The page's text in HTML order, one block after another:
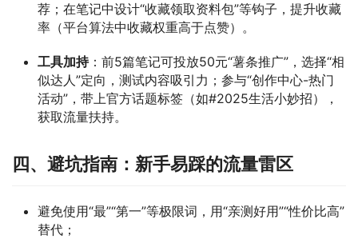
荐；在笔记中设计“收藏领取资料包”等钩子，提升收藏
率（平台算法中收藏权重高于点赞）。
工具加持：前5篇笔记可投放50元“薯条推广”，选择“相
似达人”定向，测试内容吸引力；参与“创作中心-热门
活动”，带上官方话题标签（如#2025生活小妙招），
获取流量扶持。
四、避坑指南：新手易踩的流量雷区
避免使用“最”“第一”等极限词，用“亲测好用”“性价比高”
替代；